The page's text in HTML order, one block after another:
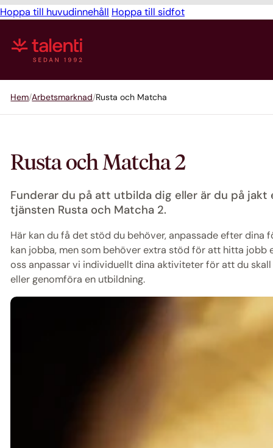
Hoppa till huvudinnehåll Hoppa till sidfot
Hem Arbetsmarknad Rusta och Matcha
Rusta och Matcha 2
Funderar du på att utbilda dig eller är du på
tjänsten Rusta och Matcha 2.
Här kan du få det stöd du behöver, anpassade efter
kan jobba, men som behöver extra stöd för att hitta jobb
oss anpassar vi individuellt dina aktiviteter för att du
eller genomföra en utbildning.